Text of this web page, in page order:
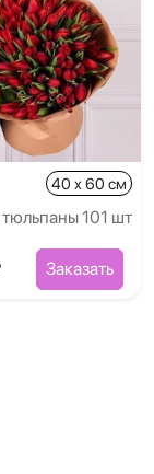
40 x 60 см
101 шт
Заказать